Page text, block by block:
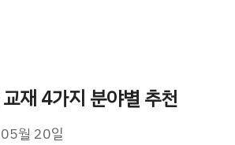
재 4가지 분야별 추천
월 20일